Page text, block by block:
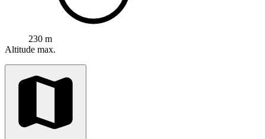
230 m
Altitude max.